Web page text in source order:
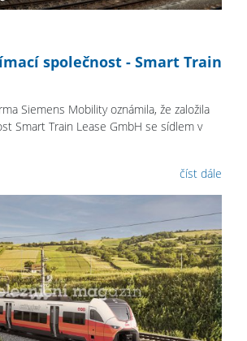
společnost - Smart Train
Siemens Mobility oznámila, že založila
Smart Train Lease GmbH se sídlem v
číst dále